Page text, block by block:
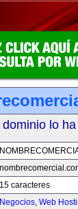
lo
15 caracteres
Negocios, Web